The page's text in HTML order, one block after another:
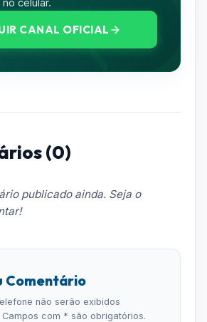
celular.
CANAL OFICIAL
(0)
publicado ainda. Seja o
Comentário
não serão exibidos
Campos com * são obrigatórios.